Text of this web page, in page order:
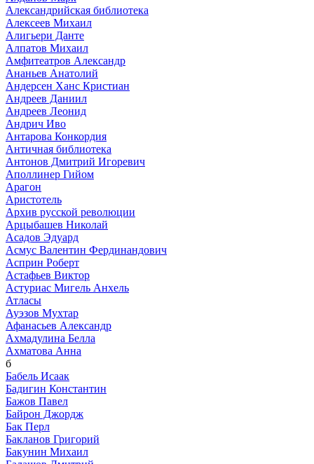
Александрийская библиотека
Алексеев Михаил
Алигьери Данте
Алпатов Михаил
Амфитеатров Александр
Ананьев Анатолий
Андерсен Ханс Кристиан
Андреев Даниил
Андреев Леонид
Андрич Иво
Антарова Конкордия
Античная библиотека
Антонов Дмитрий Игоревич
Аполлинер Гийом
Арагон
Аристотель
Архив русской революции
Арцыбашев Николай
Асадов Эдуард
Асмус Валентин Фердинандович
Асприн Роберт
Астафьев Виктор
Астуриас Мигель Анхель
Атласы
Ауэзов Мухтар
Афанасьев Александр
Ахмадулина Белла
Ахматова Анна
б
Бабель Исаак
Бадигин Константин
Бажов Павел
Байрон Джордж
Бак Перл
Бакланов Григорий
Бакунин Михаил